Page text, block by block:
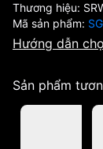
Thương hiệu:
Mã sản phẩm:
Hướng dẫn
Sản phẩm